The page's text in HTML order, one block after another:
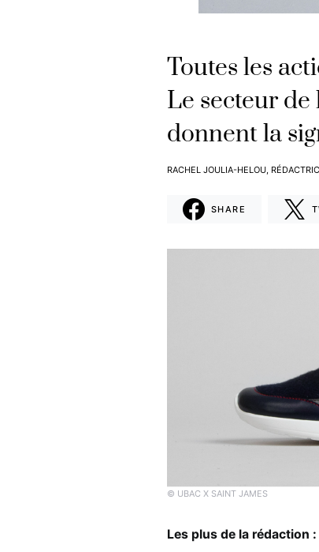
Toutes les
Le secteur de
donnent la
RACHEL JOULIA-HELOU,
SHARE
© UBAC X SAINT JAMES
Les plus de la rédaction :